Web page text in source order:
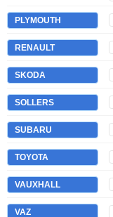
PLYMOUTH
RENAULT
SKODA
SOLLERS
SUBARU
TOYOTA
VAUXHALL
VAZ